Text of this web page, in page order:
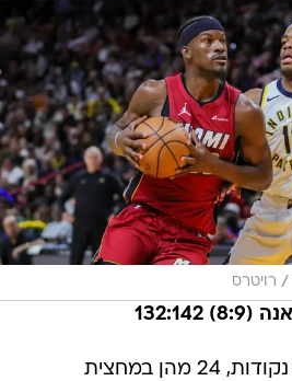
/ רויטרס
ג'ימי באטלר קלע 36 נקודות, 24 מהן במחצית